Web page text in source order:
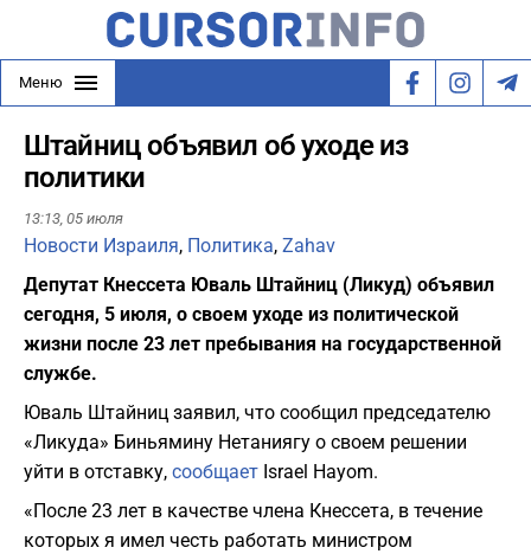
Меню
Штайниц объявил об уходе из
политики
13:13, 05 июля
Новости Израиля, Политика, Zahav
Депутат Кнессета Юваль Штайниц (Ликуд) объявил
сегодня, 5 июля, о своем уходе из политической
жизни после 23 лет пребывания на государственной
службе.
Юваль Штайниц заявил, что сообщил председателю
«Ликуда» Биньямину Нетаниягу о своем решении
уйти в отставку, сообщает Israel Hayom.
«После 23 лет в качестве члена Кнессета, в течение
которых я имел честь работать министром